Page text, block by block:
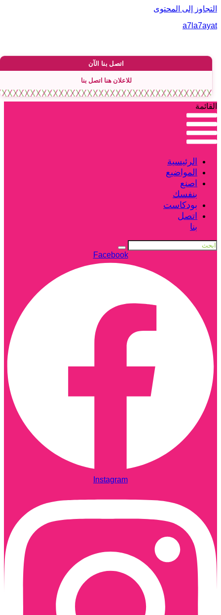
إلى المحتوى
اتصل بنا الآن
للاعلان هنا اتصل بنا
الرئيسية
المواضيع
اصنع
بنفسك
بودكاست
اتصل
بنا
Facebook
Instagram